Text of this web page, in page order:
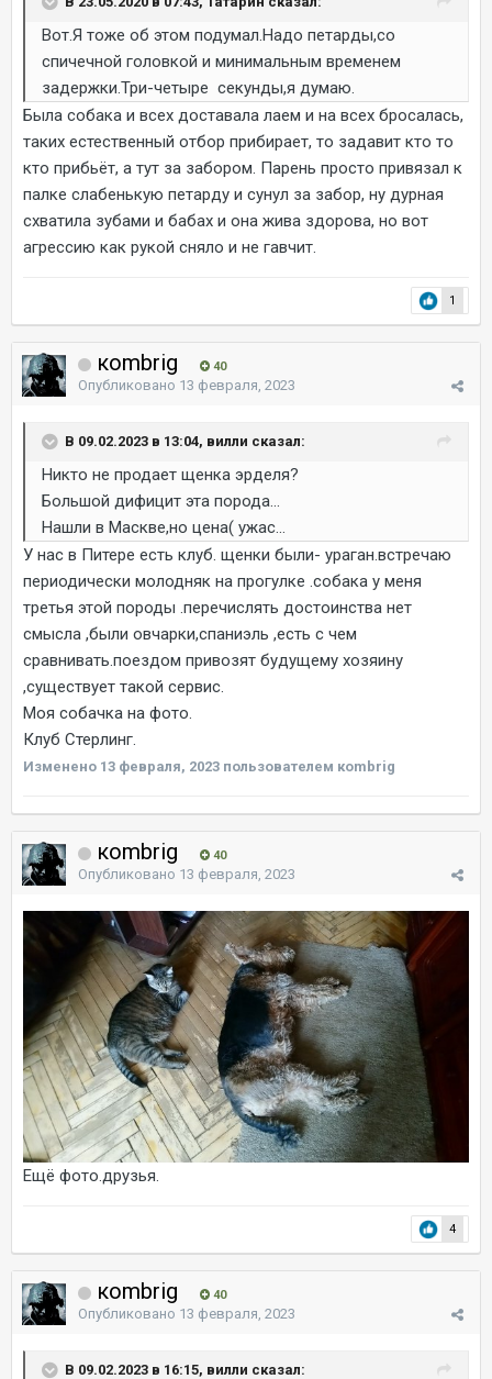
Вот.Я тоже об этом подумал.Надо петарды,со
спичечной головкой и минимальным временем
задержки.Три-четыре секунды,я думаю.
Была собака и всех доставала лаем и на всех бросалась,
таких естественный отбор прибирает, то задавит кто то
кто прибьёт, а тут за забором. Парень просто привязал к
палке слабенькую петарду и сунул за забор, ну дурная
схватила зубами и бабах и она жива здорова, но вот
агрессию как рукой сняло и не гавчит.
1
коmbrig 40
Опубликовано 13 февраля, 2023
В 09.02.2023 в 13:04, вилли сказал:
Никто не продает щенка эрделя?
Большой дифицит эта порода...
Нашли в Маскве,но цена( ужас...
У нас в Питере есть клуб. щенки были- ураган.встречаю
периодически молодняк на прогулке .собака у меня
третья этой породы .перечислять достоинства нет
смысла ,были овчарки,спаниэль ,есть с чем
сравнивать.поездом привозят будущему хозяину
,существует такой сервис.
Моя собачка на фото.
Клуб Стерлинг.
Изменено 13 февраля, 2023 пользователем коmbrig
коmbrig 40
Опубликовано 13 февраля, 2023
Ещё фото.друзья.
4
коmbrig 40
Опубликовано 13 февраля, 2023
В 09.02.2023 в 16:15, вилли сказал: